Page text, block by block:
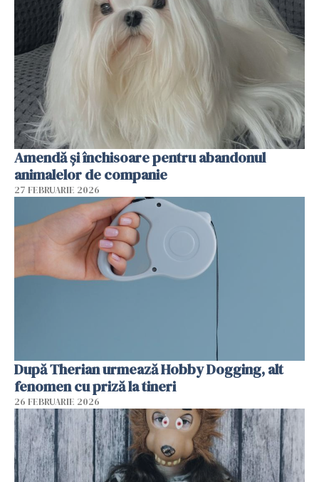
Amendă și închisoare pentru abandonul
animalelor de companie
27 FEBRUARIE 2026
După Therian urmează Hobby Dogging, alt
fenomen cu priză la tineri
26 FEBRUARIE 2026